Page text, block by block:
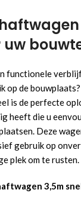
uw
functionele
op de
is de perfecte
heeft die u
Deze
gebruik op
plek om te rusten.
3,5m